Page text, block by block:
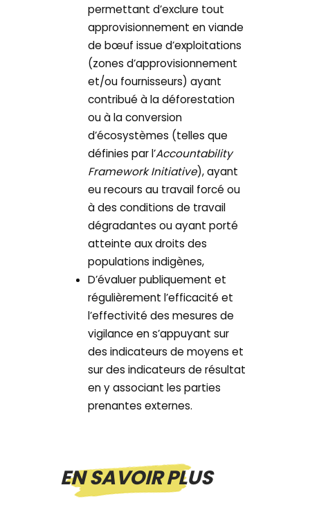
permettant d’exclure tout
approvisionnement en viande
de bœuf issue d’exploitations
(zones d’approvisionnement
et/ou fournisseurs) ayant
contribué à la déforestation
ou à la conversion
d’écosystèmes (telles que
définies par l’Accountability
Framework Initiative), ayant
eu recours au travail forcé ou
à des conditions de travail
dégradantes ou ayant porté
atteinte aux droits des
populations indigènes,
D’évaluer publiquement et
régulièrement l’efficacité et
l’effectivité des mesures de
vigilance en s’appuyant sur
des indicateurs de moyens et
sur des indicateurs de résultat
en y associant les parties
prenantes externes.
EN SAVOIR PLUS